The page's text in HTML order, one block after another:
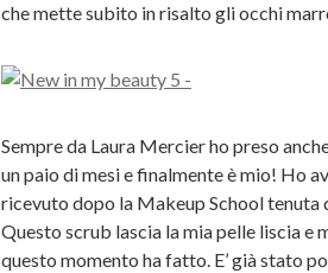
che mette subito in risalto gli occhi
Sempre da Laura Mercier ho preso
un paio di mesi e finalmente è mio! Ho
ricevuto dopo la Makeup School tenuta
Questo scrub lascia la mia pelle liscia
questo momento ha fatto. E’ già stato